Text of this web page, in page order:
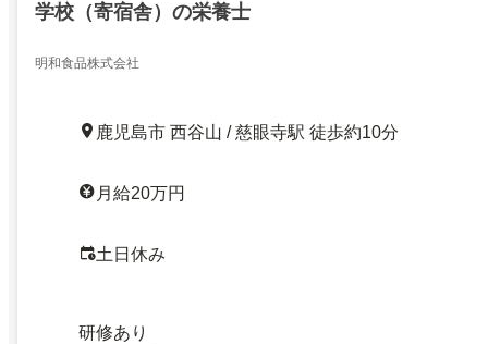
学校（寄宿舎）の栄養士
明和食品株式会社
鹿児島市 西谷山 / 慈眼寺駅 徒歩約10分
月給20万円
土日休み
研修あり